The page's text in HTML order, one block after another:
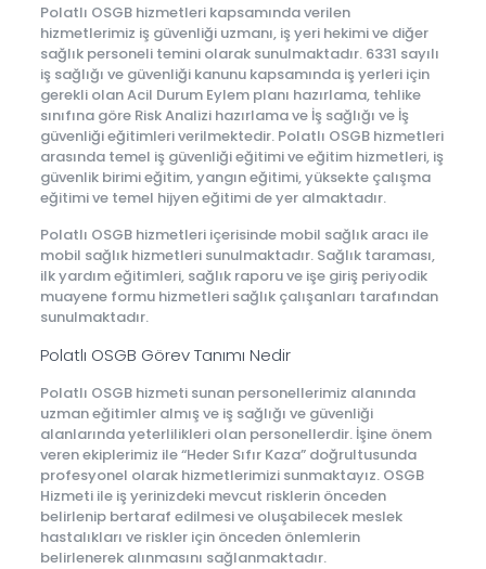
Polatlı OSGB hizmetleri kapsamında verilen
hizmetlerimiz iş güvenliği uzmanı, iş yeri hekimi ve diğer
sağlık personeli temini olarak sunulmaktadır. 6331 sayılı
iş sağlığı ve güvenliği kanunu kapsamında iş yerleri için
gerekli olan Acil Durum Eylem planı hazırlama, tehlike
sınıfına göre Risk Analizi hazırlama ve İş sağlığı ve İş
güvenliği eğitimleri verilmektedir. Polatlı OSGB hizmetleri
arasında temel iş güvenliği eğitimi ve eğitim hizmetleri, iş
güvenlik birimi eğitim, yangın eğitimi, yüksekte çalışma
eğitimi ve temel hijyen eğitimi de yer almaktadır.
Polatlı OSGB hizmetleri içerisinde mobil sağlık aracı ile
mobil sağlık hizmetleri sunulmaktadır. Sağlık taraması,
ilk yardım eğitimleri, sağlık raporu ve işe giriş periyodik
muayene formu hizmetleri sağlık çalışanları tarafından
sunulmaktadır.
Polatlı OSGB Görev Tanımı Nedir
Polatlı OSGB hizmeti sunan personellerimiz alanında
uzman eğitimler almış ve iş sağlığı ve güvenliği
alanlarında yeterlilikleri olan personellerdir. İşine önem
veren ekiplerimiz ile “Heder Sıfır Kaza” doğrultusunda
profesyonel olarak hizmetlerimizi sunmaktayız. OSGB
Hizmeti ile iş yerinizdeki mevcut risklerin önceden
belirlenip bertaraf edilmesi ve oluşabilecek meslek
hastalıkları ve riskler için önceden önlemlerin
belirlenerek alınmasını sağlanmaktadır.